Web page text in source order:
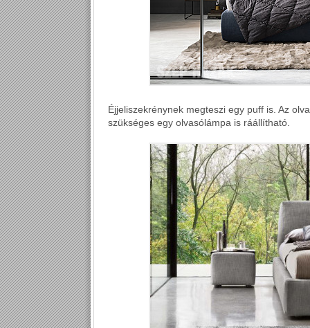
Éjjeliszekrénynek megteszi egy puff is. Az
szükséges egy olvasólámpa is ráállítható.